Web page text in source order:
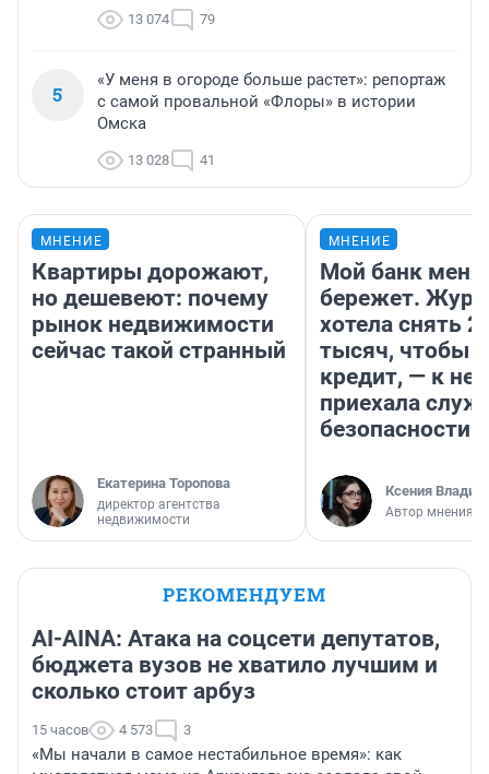
13 074 79
5
«У меня в огороде больше растет»: репортаж
с самой провальной «Флоры» в истории
Омска
13 028 41
МНЕНИЕ
Квартиры дорожают,
но дешевеют: почему
рынок недвижимости
сейчас такой странный
Екатерина Торопова
директор агентства
недвижимости
МНЕНИЕ
Мой банк меня
бережет.
хотела снять
тысяч, чтобы
кредит, — к
приехала
безопасности
Ксения
Автор мнения
РЕКОМЕНДУЕМ
AI-AINA: Атака на соцсети депутатов,
бюджета вузов не хватило лучшим и
сколько стоит арбуз
15 часов 4 573 3
«Мы начали в самое нестабильное время»: как